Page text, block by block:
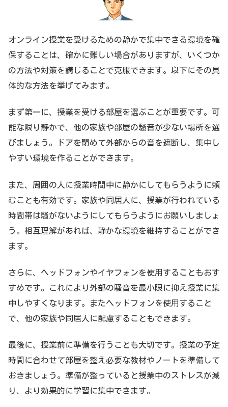
オンライン授業を受けるための静かで集中できる環境を確
保することは、確かに難しい場合がありますが、いくつか
の方法や対策を講じることで克服できます。以下にその具
体的な方法を挙げてみます。
まず第一に、授業を受ける部屋を選ぶことが重要です。可
能な限り静かで、他の家族や部屋の騒音が少ない場所を選
びましょう。ドアを閉めて外部からの音を遮断し、集中し
やすい環境を作ることができます。
また、周囲の人に授業時間中に静かにしてもらうように頼
むことも有効です。家族や同居人に、授業が行われている
時間帯は騒がないようにしてもらうようにお願いしましょ
う。相互理解があれば、静かな環境を維持することができ
ます。
さらに、ヘッドフォンやイヤフォンを使用することもおす
すめです。これにより外部の騒音を最小限に抑え授業に集
中しやすくなります。またヘッドフォンを使用すること
で、他の家族や同居人に配慮することもできます。
最後に、授業前に準備を行うことも大切です。授業の予定
時間に合わせて部屋を整え必要な教材やノートを準備して
おきましょう。準備が整っていると授業中のストレスが減
り、より効果的に学習に集中できます。